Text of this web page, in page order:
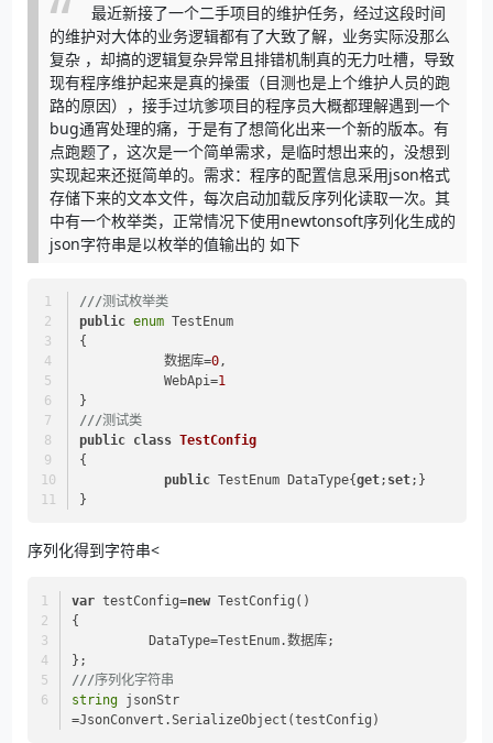
最近新接了一个二手项目的维护任务，经过这段时间
的维护对大体的业务逻辑都有了大致了解，业务实际没那么
复杂 ，却搞的逻辑复杂异常且排错机制真的无力吐槽，导致
现有程序维护起来是真的操蛋（目测也是上个维护人员的跑
路的原因），接手过坑爹项目的程序员大概都理解遇到一个
bug通宵处理的痛，于是有了想简化出来一个新的版本。有
点跑题了， 这次是一个简单需求，是临时想出来的，没想到
实现起来还挺简单的。 需求：程序的配置信息采用json格式
存储下来的文本文件，每次启动加载反序列化读取一次。其
中有一个枚举类，正常情况下使用newtonsoft序列化生成的
json字符串是以枚举的值输出的 如下
///测试枚举类
public enum TestEnum
{
           数据库=
0,
           WebApi=
1
}
///测试类
public class TestConfig
{
public TestEnum DataType{get; set;}
}
序列化得到字符串<
var testConfig=new TestConfig()
{
          DataType=TestEnum.数据库;
};
///序列化字符串
string jsonStr
=JsonConvert.SerializeObject(testConfig)